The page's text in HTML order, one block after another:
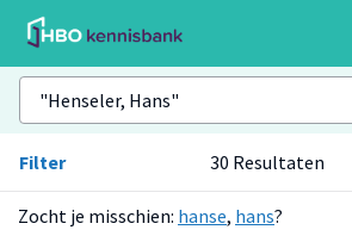
Filter 30 Resultaten
Zocht je misschien: hanse, hans?